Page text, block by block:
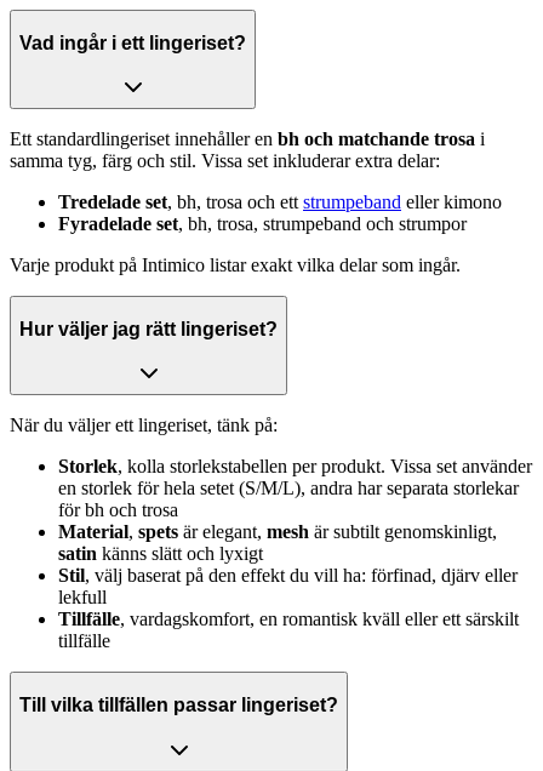
Vad ingår i ett lingeriset?
Ett standardlingeriset innehåller en bh och matchande trosa i
samma tyg, färg och stil. Vissa set inkluderar extra delar:
Tredelade set, bh, trosa och ett strumpeband eller kimono
Fyradelade set, bh, trosa, strumpeband och strumpor
Varje produkt på Intimico listar exakt vilka delar som ingår.
Hur väljer jag rätt lingeriset?
När du väljer ett lingeriset, tänk på:
Storlek, kolla storlekstabellen per produkt. Vissa set använder
en storlek för hela setet (S/M/L), andra har separata storlekar
för bh och trosa
Material, spets är elegant, mesh är subtilt genomskinligt,
satin känns slätt och lyxigt
Stil, välj baserat på den effekt du vill ha: förfinad, djärv eller
lekfull
Tillfälle, vardagskomfort, en romantisk kväll eller ett särskilt
tillfälle
Till vilka tillfällen passar lingeriset?